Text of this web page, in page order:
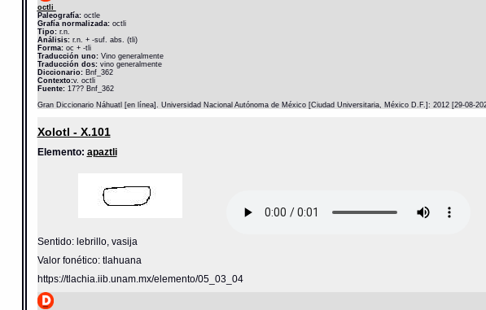
octli
Paleografía:octle
Grafía normalizada:octli
Tipo:r.n.
Análisis:r.n. + -suf. abs. (tli)
Forma:oc + -tli
Traducción uno:Vino generalmente
Traducción dos:vino generalmente
Diccionario: Bnf_362
Contexto:v. octli
Fuente:17?? Bnf_362
Gran Diccionario Náhuatl [en línea]. Universidad Nacional Autónoma de México [Ciudad Universitaria, México D.F.]: 2012 [29-08-
Xolotl - X.101
Elemento: apaztli
Sentido: lebrillo, vasija
Valor fonético: tlahuana
https://tlachia.iib.unam.mx/elemento/05_03_04